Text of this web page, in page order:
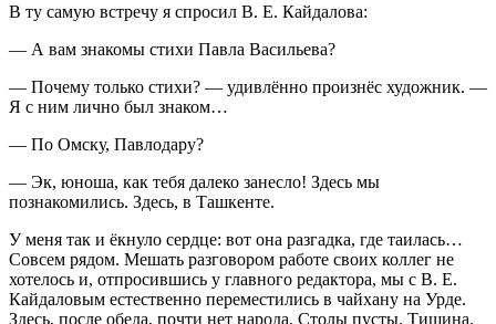
В ту самую встречу я спросил В. Е. Кайдалова:
— А вам знакомы стихи Павла Васильева?
— Почему только стихи? — удивлённо произнёс художник. —
Я с ним лично был знаком…
— По Омску, Павлодару?
— Эк, юноша, как тебя далеко занесло! Здесь мы
познакомились. Здесь, в Ташкенте.
У меня так и ёкнуло сердце: вот она разгадка, где таилась…
Совсем рядом. Мешать разговором работе своих коллег не
хотелось и, отпросившись у главного редактора, мы с В. Е.
Кайдаловым естественно переместились в чайхану на Урде.
Здесь, после обеда, почти нет народа. Столы пусты. Тишина.